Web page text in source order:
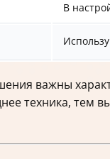
В
важны
техника, тем